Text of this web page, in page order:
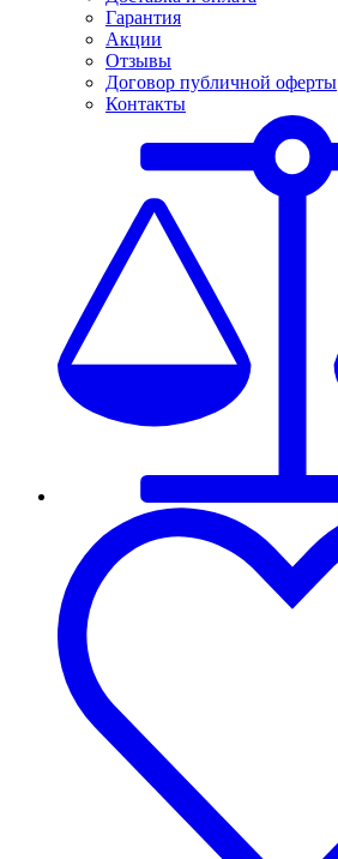
Гарантия
Акции
Отзывы
Договор публичной оферты
Контакты